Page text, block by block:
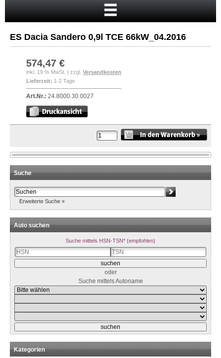
Neukunde?
Kasse
Anmelden
ES Dacia Sandero 0,9l TCE 66kW_04.2016
574,47 €
inkl. 19 % MwSt. | zzgl. Versandkosten
Lieferzeit: 1-2 Tage
Art.Nr.: 24.8000.30.0027
Suche
Erweiterte Suche »
Auto suchen
Suche mittels HSN-TSN* (empfohlen)
oder
Suche mittels Autoname
Kategorien